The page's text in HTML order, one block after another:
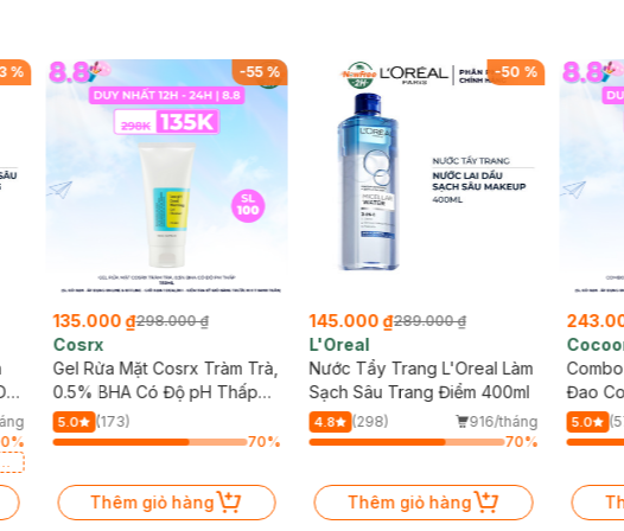
%
%
-55%
135.000 ₫298.000 ₫
Cosrx
Gel Rửa Mặt Cosrx Tràm Trà,
0.5% BHA Có Độ pH Thấp
150ml
5.0
(173)
70%
Thêm giỏ hàng
-50 %
145.000 ₫289.000 ₫
L'Oreal
Nước Tẩy Trang L'Oreal Làm
Sạch Sâu Trang Điểm 400ml
4.8 (298)
916/tháng
70%
Thêm giỏ hàng
Đao
Giảm
5.0